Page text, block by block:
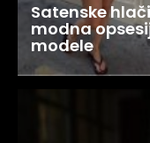
Satenske
modna
modele